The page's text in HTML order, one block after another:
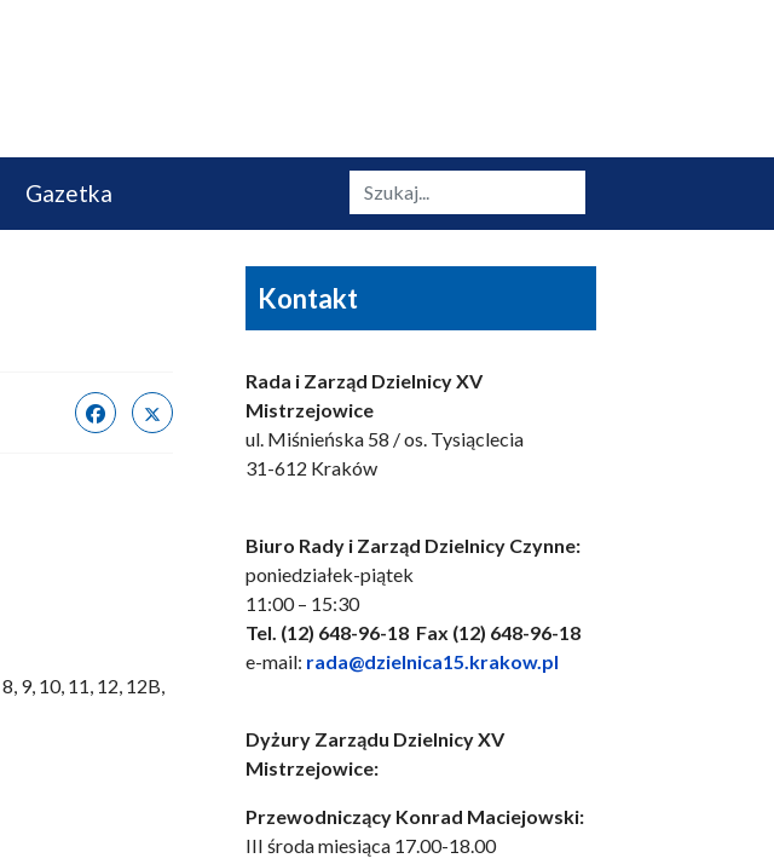
Gazetka Szukaj
9, 10, 11, 12, 12B,
Kontakt
Rada i Zarząd Dzielnicy XV
Mistrzejowice
ul. Miśnieńska 58 / os. Tysiąclecia
31-612 Kraków
Biuro Rady i Zarząd Dzielnicy Czynne:
poniedziałek-piątek
11:00 – 15:30
Tel. (12) 648-96-18 Fax (12) 648-96-18
e-mail: rada@dzielnica15.krakow.pl
Dyżury Zarządu Dzielnicy XV
Mistrzejowice:
Przewodniczący Konrad Maciejowski:
III środa miesiąca 17.00-18.00